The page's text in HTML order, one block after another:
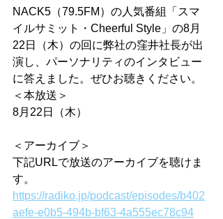
NACK5（79.5FM）の人気番組「スマ
イルサミット・Cheerful Style」の8月
22日（木）の回に弊社の窪井社長が出
演し、パーソナリティのインタビュー
に答えました。ぜひお聴きください。
＜本放送＞
8月22日（木）
＜アーカイブ＞
下記URLで放送のアーカイブを聴けま
す。
https://radiko.jp/podcast/episodes/b402
aefe-e0b5-494b-bf63-4a555ec78c94